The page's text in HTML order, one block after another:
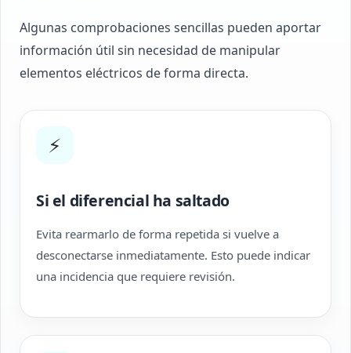
Algunas comprobaciones sencillas pueden aportar
información útil sin necesidad de manipular
elementos eléctricos de forma directa.
⚡
Si el diferencial ha saltado
Evita rearmarlo de forma repetida si vuelve a
desconectarse inmediatamente. Esto puede indicar
una incidencia que requiere revisión.